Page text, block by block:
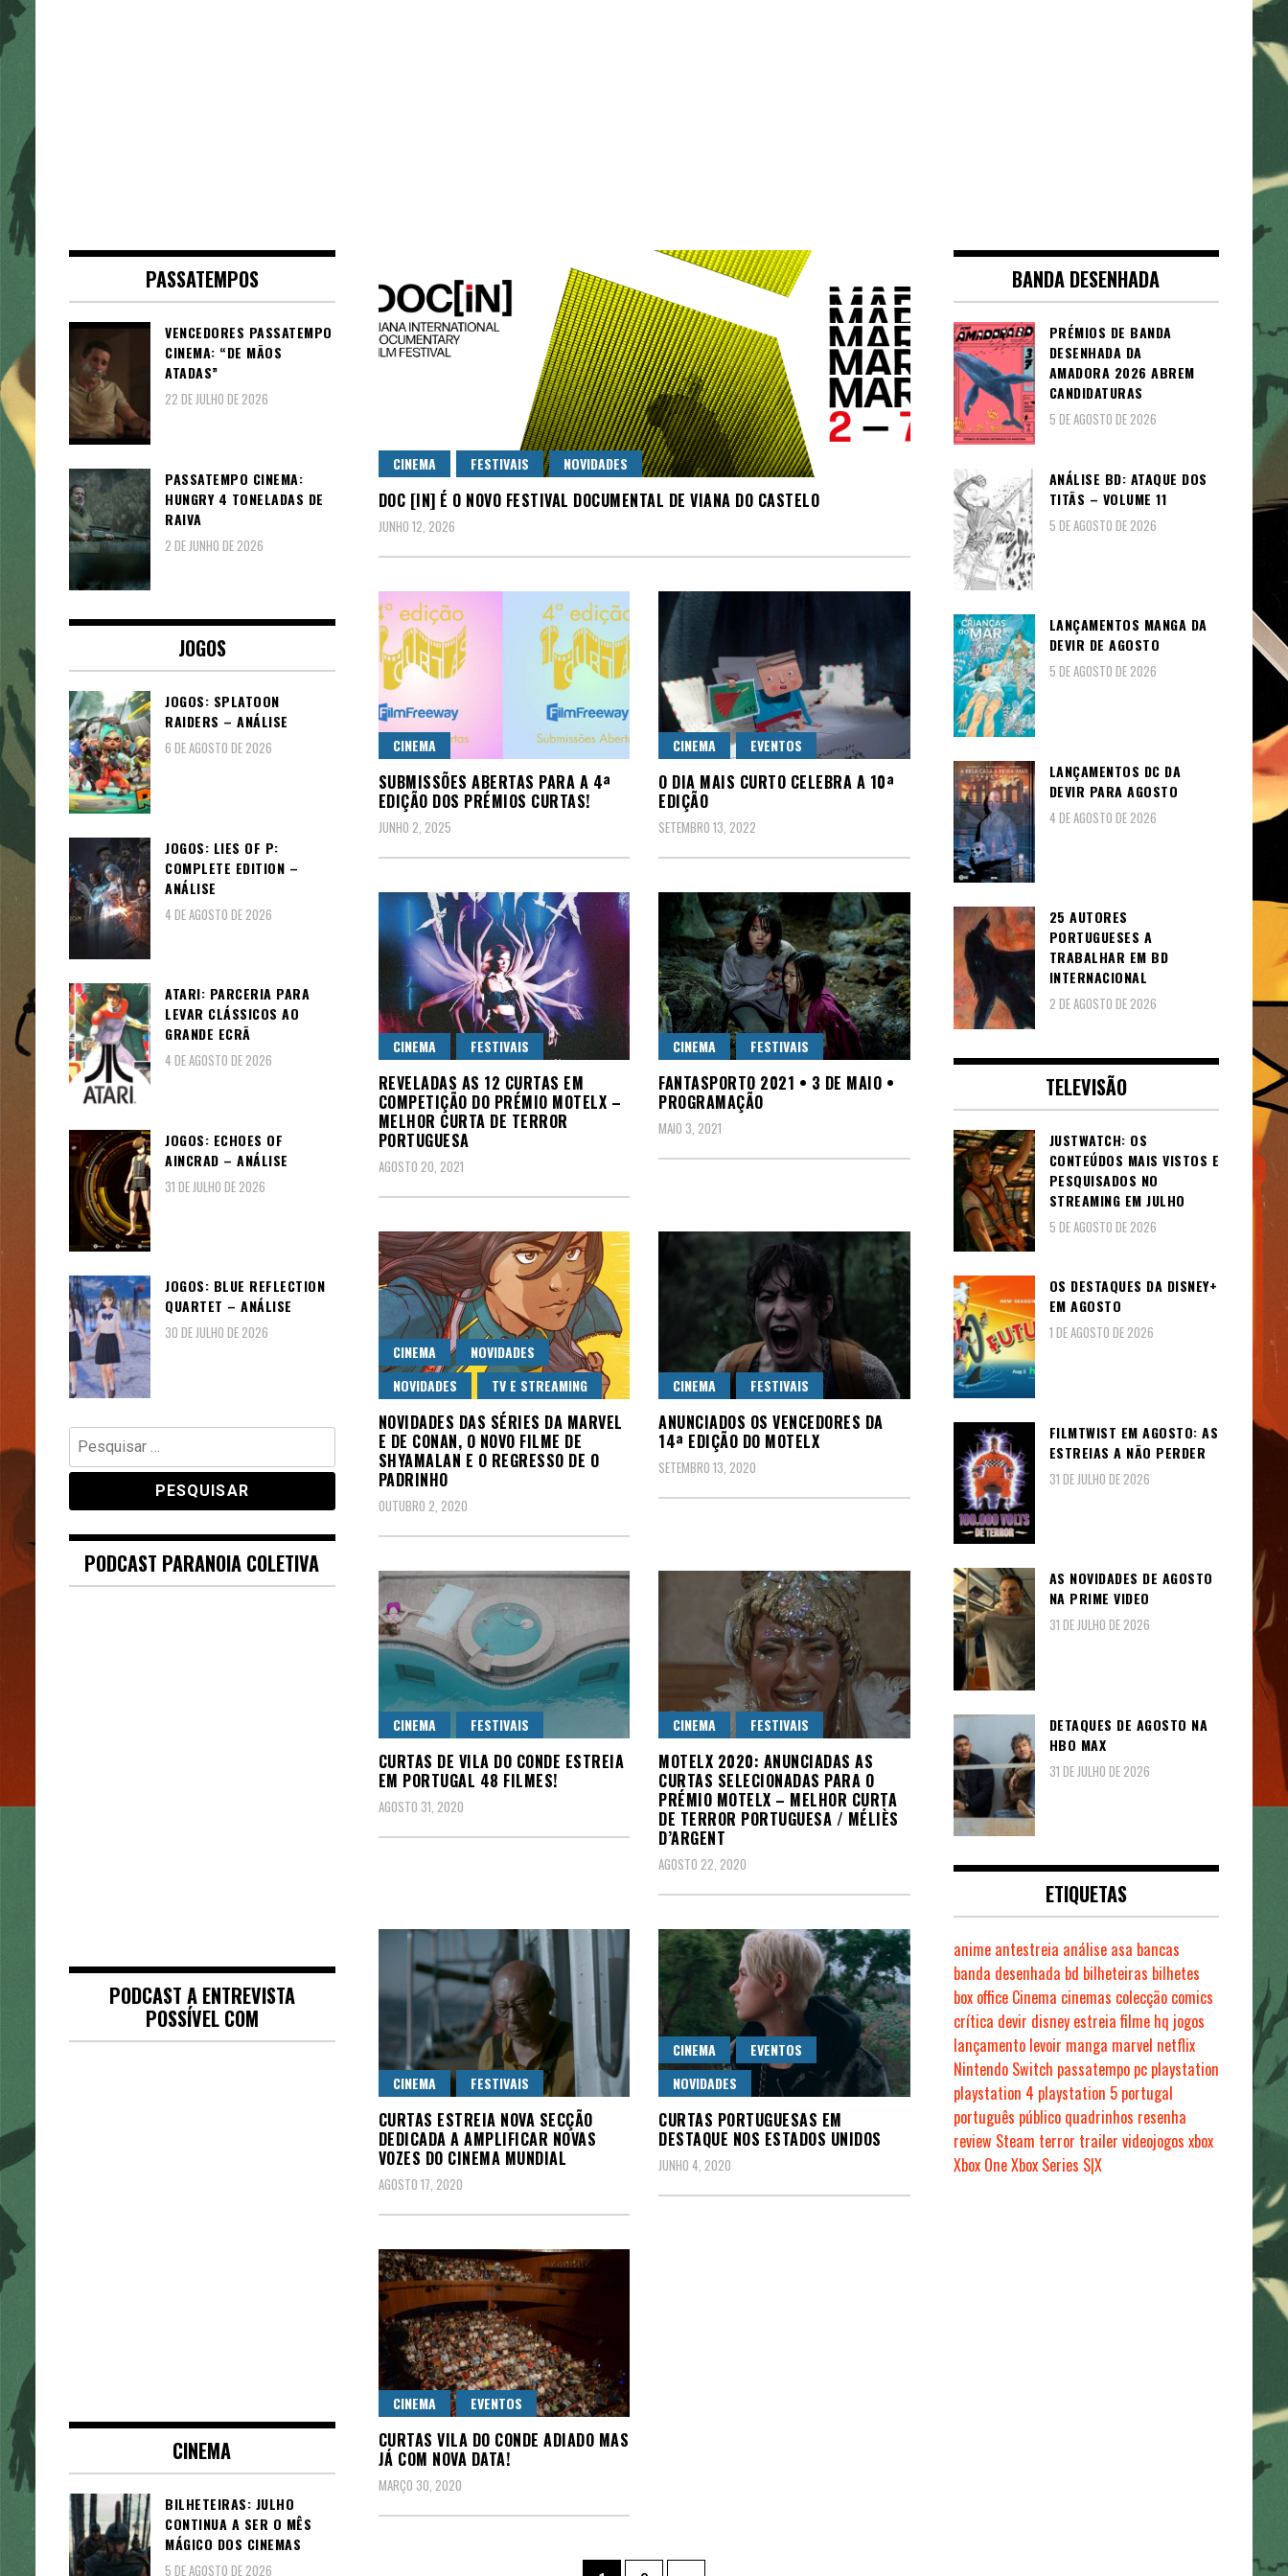
CINEMA FESTIVAIS NOVIDADES
DOC [IN] É O NOVO FESTIVAL DOCUMENTAL DE VIANA DO CASTELO
JUNHO 12, 2026
CINEMA
SUBMISSÕES ABERTAS PARA A 4ª
EDIÇÃO DOS PRÉMIOS CURTAS!
JUNHO 2, 2025
CINEMA EVENTOS
O DIA MAIS CURTO CELEBRA A 10ª
EDIÇÃO
SETEMBRO 13, 2022
CINEMA FESTIVAIS
REVELADAS AS 12 CURTAS EM
COMPETIÇÃO DO PRÉMIO MOTELX –
MELHOR CURTA DE TERROR
PORTUGUESA
AGOSTO 20, 2021
CINEMA FESTIVAIS
FANTASPORTO 2021 • 3 DE MAIO •
PROGRAMAÇÃO
MAIO 3, 2021
CINEMA
NOVIDADES
NOVIDADES
TV E STREAMING
NOVIDADES DAS SÉRIES DA MARVEL
E DE CONAN, O NOVO FILME DE
SHYAMALAN E O REGRESSO DE O
PADRINHO
OUTUBRO 2, 2020
CINEMA FESTIVAIS
ANUNCIADOS OS VENCEDORES DA
14ª EDIÇÃO DO MOTELX
SETEMBRO 13, 2020
CINEMA FESTIVAIS
CURTAS DE VILA DO CONDE ESTREIA
EM PORTUGAL 48 FILMES!
AGOSTO 31, 2020
CINEMA FESTIVAIS
MOTELX 2020: ANUNCIADAS AS
CURTAS SELECIONADAS PARA O
PRÉMIO MOTELX – MELHOR CURTA
DE TERROR PORTUGUESA / MÉLIÈS
D’ARGENT
AGOSTO 22, 2020
CINEMA FESTIVAIS
CURTAS ESTREIA NOVA SECÇÃO
DEDICADA A AMPLIFICAR NOVAS
VOZES DO CINEMA MUNDIAL
AGOSTO 17, 2020
CINEMA
EVENTOS
NOVIDADES
CURTAS PORTUGUESAS EM
DESTAQUE NOS ESTADOS UNIDOS
JUNHO 4, 2020
CINEMA EVENTOS
CURTAS VILA DO CONDE ADIADO MAS
JÁ COM NOVA DATA!
MARÇO 30, 2020
PASSATEMPOS
VENCEDORES PASSATEMPO
CINEMA: “DE MÃOS
ATADAS”
22 DE JULHO DE 2026
PASSATEMPO CINEMA:
HUNGRY 4 TONELADAS DE
RAIVA
2 DE JUNHO DE 2026
JOGOS
JOGOS: SPLATOON
RAIDERS – ANÁLISE
6 DE AGOSTO DE 2026
JOGOS: LIES OF P:
COMPLETE EDITION –
ANÁLISE
4 DE AGOSTO DE 2026
ATARI: PARCERIA PARA
LEVAR CLÁSSICOS AO
GRANDE ECRÃ
4 DE AGOSTO DE 2026
JOGOS: ECHOES OF
AINCRAD – ANÁLISE
31 DE JULHO DE 2026
JOGOS: BLUE REFLECTION
QUARTET – ANÁLISE
30 DE JULHO DE 2026
Pesquisar
por:
PODCAST PARANOIA COLETIVA
PODCAST A ENTREVISTA
POSSÍVEL COM
CINEMA
BILHETEIRAS: JULHO
CONTINUA A SER O MÊS
MÁGICO DOS CINEMAS
5 DE AGOSTO DE 2026
BANDA DESENHADA
PRÉMIOS DE BANDA
DESENHADA DA
AMADORA 2026 ABREM
CANDIDATURAS
5 DE AGOSTO DE 2026
ANÁLISE BD: ATAQUE DOS
TITÃS – VOLUME 11
5 DE AGOSTO DE 2026
LANÇAMENTOS MANGA DA
DEVIR DE AGOSTO
5 DE AGOSTO DE 2026
LANÇAMENTOS DC DA
DEVIR PARA AGOSTO
4 DE AGOSTO DE 2026
25 AUTORES
PORTUGUESES A
TRABALHAR EM BD
INTERNACIONAL
2 DE AGOSTO DE 2026
TELEVISÃO
JUSTWATCH: OS
CONTEÚDOS MAIS VISTOS E
PESQUISADOS NO
STREAMING EM JULHO
5 DE AGOSTO DE 2026
OS DESTAQUES DA DISNEY+
EM AGOSTO
1 DE AGOSTO DE 2026
FILMTWIST EM AGOSTO: AS
ESTREIAS A NÃO PERDER
31 DE JULHO DE 2026
AS NOVIDADES DE AGOSTO
NA PRIME VIDEO
31 DE JULHO DE 2026
DETAQUES DE AGOSTO NA
HBO MAX
31 DE JULHO DE 2026
ETIQUETAS
anime antestreia análise asa bancas
banda desenhada bd bilheteiras bilhetes
box office Cinema cinemas colecção comics
crítica devir disney estreiafilme hq jogos
lançamento levoir manga marvel netflix
Nintendo Switch passatempo pc playstation
playstation 4 playstation 5 portugal
português público quadrinhos resenha
review Steam terror trailer videojogos xbox
Xbox OneXbox Series S|X